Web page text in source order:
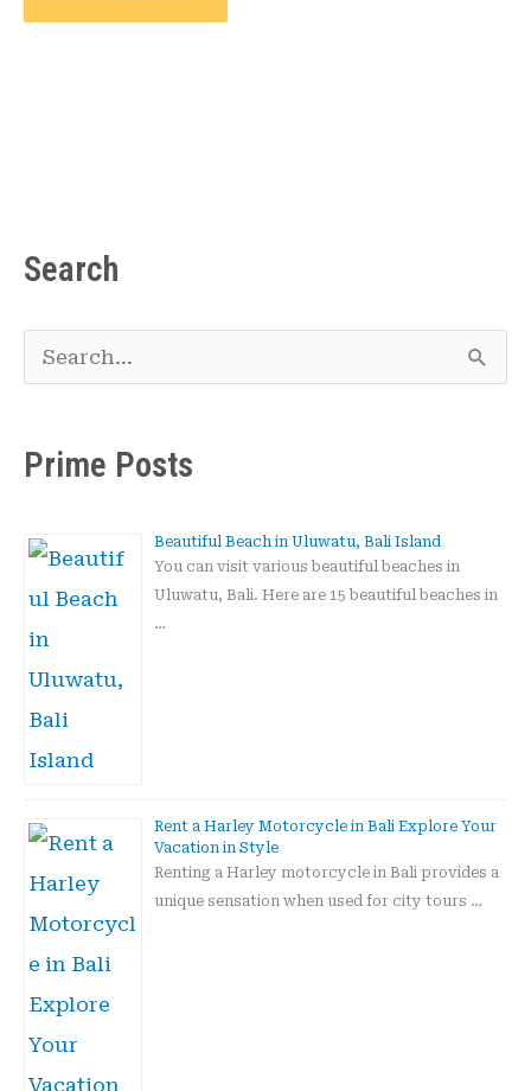
Search
r
h
f
o
r
Prime Posts
Beautiful Beach in Uluwatu, Bali Island
You can visit various beautiful beaches in
Uluwatu, Bali. Here are 15 beautiful beaches in
…
Rent a Harley Motorcycle in Bali Explore Your
Vacation in Style
Renting a Harley motorcycle in Bali provides a
unique sensation when used for city tours …